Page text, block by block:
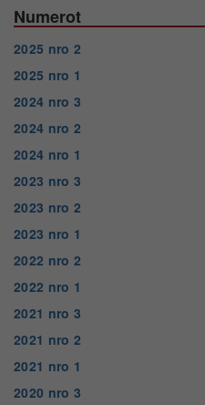
Numerot
2025 nro 2
2025 nro 1
2024 nro 3
2024 nro 2
2024 nro 1
2023 nro 3
2023 nro 2
2023 nro 1
2022 nro 2
2022 nro 1
2021 nro 3
2021 nro 2
2021 nro 1
2020 nro 3